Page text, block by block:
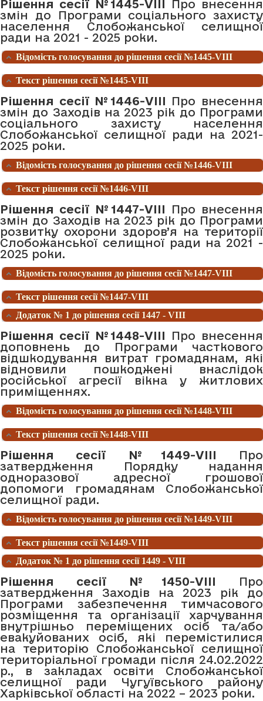
Рішення сесії №1445-VIII
Про внесення
змін до Програми соціального захисту
населення Слобожанської селищної
ради на 2021 - 2025 роки.
Відомість голосування до рішення сесії №1445-VIII
Текст рішення сесії №1445-VIII
Рішення сесії №1446-VIII Про внесення
змін до Заходів на 2023 рік до Програми
соціального захисту населення
Слобожанської селищної ради на 2021-
2025 роки.
Відомість голосування до рішення сесії №1446-VIII
Текст рішення сесії №1446-VIII
Рішення сесії №1447-VIII Про внесення
змін до Заходів на 2023 рік до Програми
розвитку охорони здоров’я на території
Слобожанської селищної ради на 2021 -
2025 роки.
Відомість голосування до рішення сесії №1447-VIII
Текст рішення сесії №1447-VIII
Додаток № 1 до рішення сесії 1447 - VIII
Рішення сесії №1448-VIII Про внесення
доповнень до Програми часткового
відшкодування витрат громадянам, які
відновили пошкоджені внаслідок
російської агресії вікна у житлових
приміщеннях.
Відомість голосування до рішення сесії №1448-VIII
Текст рішення сесії №1448-VIII
Рішення сесії №1449-VIII Про
затвердження Порядку надання
одноразової адресної грошової
допомоги громадянам Слобожанської
селищної ради.
Відомість голосування до рішення сесії №1449-VIII
Текст рішення сесії №1449-VIII
Додаток № 1 до рішення сесії 1449 - VIII
Рішення сесії №1450-VIII Про
затвердження Заходів на 2023 рік до
Програми забезпечення тимчасового
розміщення та організації харчування
внутрішньо переміщених осіб та/або
евакуйованих осіб, які перемістилися
на територію Слобожанської селищної
територіальної громади після 24.02.2022
р., в закладах освіти Слобожанської
селищної ради Чугуївського району
Харківської області на 2022 – 2023 роки.